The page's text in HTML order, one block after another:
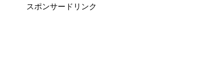
スポンサードリンク